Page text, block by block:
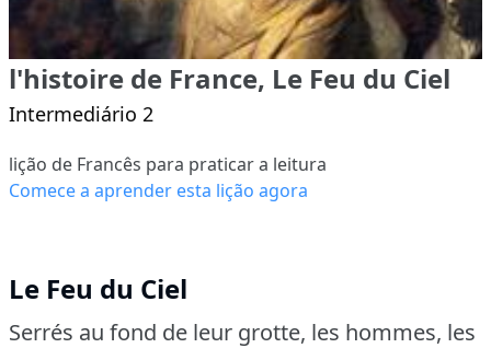
l'histoire de France, Le Feu du Ciel
Intermediário 2
lição de Francês para praticar a leitura
Comece a aprender esta lição agora
Le Feu du Ciel
Serrés au fond de leur grotte, les hommes, les